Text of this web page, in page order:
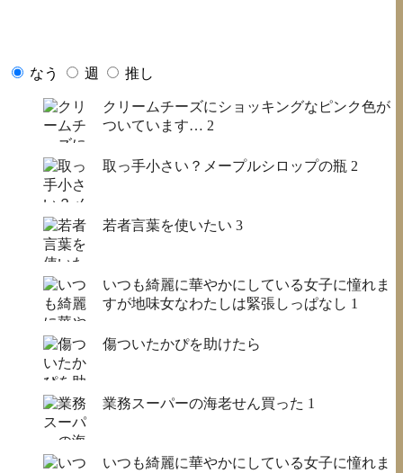
なう 週 推し
クリームチーズにショッキングなピンク色が
ついています… 2
取っ手小さい？メープルシロップの瓶 2
若者言葉を使いたい 3
いつも綺麗に華やかにしている女子に憧れま
すが地味女なわたしは緊張しっぱなし 1
傷ついたかぴを助けたら
業務スーパーの海老せん買った 1
いつも綺麗に華やかにしている女子に憧れま